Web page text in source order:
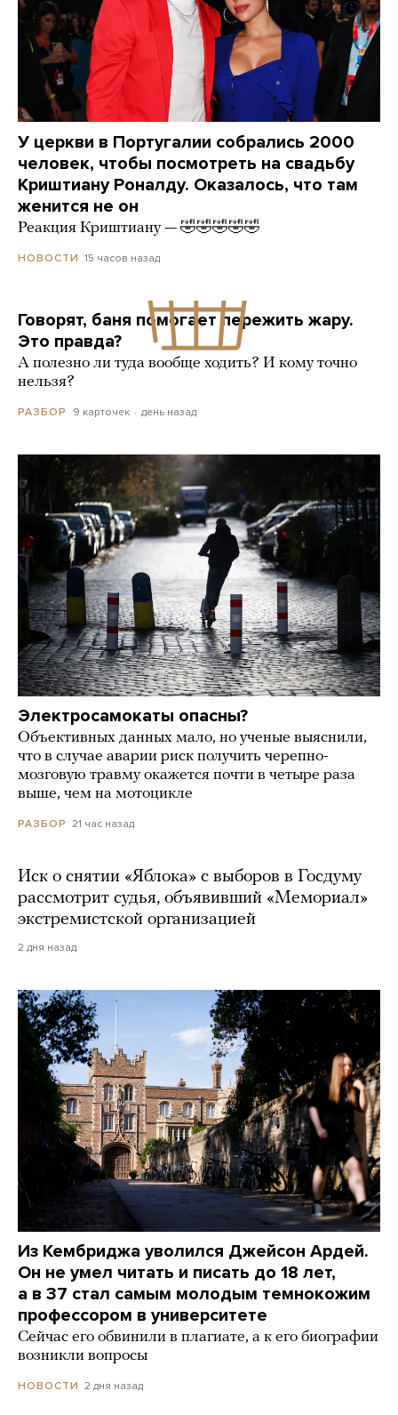
У церкви в Португалии собрались 2000
человек, чтобы посмотреть на свадьбу
Криштиану Роналду. Оказалось, что там
женится не он
Реакция Криштиану — 🤣🤣🤣🤣🤣
НОВОСТИ 15 часов назад
Говорят, баня помогает пережить жару.
Это правда?
А полезно ли туда вообще ходить? И кому точно
нельзя?
РАЗБОР 9 карточек день назад
Электросамокаты опасны?
Объективных данных мало, но ученые выяснили,
что в случае аварии риск получить черепно-
мозговую травму окажется почти в четыре раза
выше, чем на мотоцикле
РАЗБОР 21 час назад
Иск о снятии «Яблока» с выборов в Госдуму
рассмотрит судья, объявивший «Мемориал»
экстремистской организацией
2 дня назад
Из Кембриджа уволился Джейсон Ардей.
Он не умел читать и писать до 18 лет,
а в 37 стал самым молодым темнокожим
профессором в университете
Сейчас его обвинили в плагиате, а к его биографии
возникли вопросы
НОВОСТИ 2 дня назад